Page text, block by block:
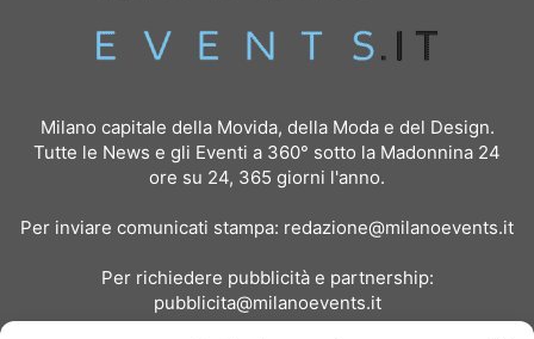
Milano capitale della Movida, della Moda e del Design.
Tutte le News e gli Eventi a 360° sotto la Madonnina 24
ore su 24, 365 giorni l'anno.
Per inviare comunicati stampa: redazione@milanoevents.it
Per richiedere pubblicità e partnership:
pubblicita@milanoevents.it